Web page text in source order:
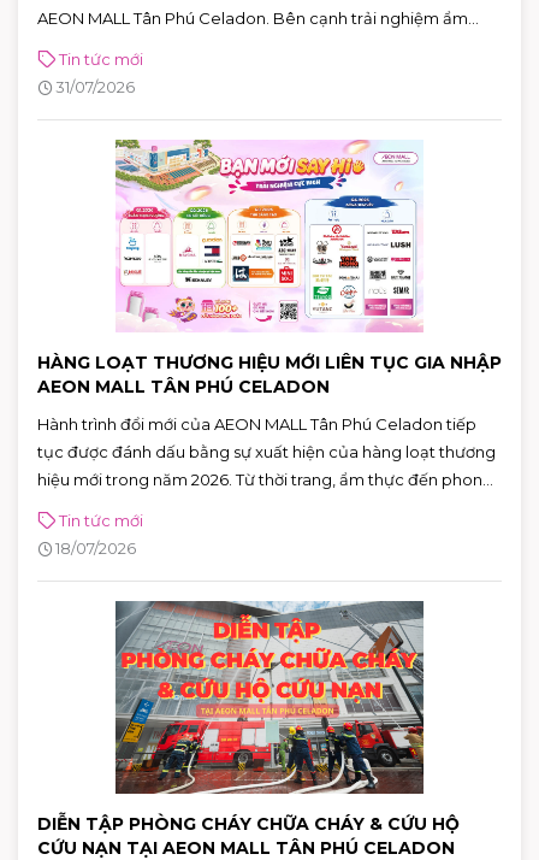
AEON MALL Tân Phú Celadon. Bên cạnh trải nghiệm ẩm
hoạt động đặc biệt và nhận nhiều phần quà hấp dẫn đến hết
ngày 02/08.
Tin tức mới
31/07/2026
HÀNG LOẠT THƯƠNG HIỆU MỚI LIÊN TỤC GIA NHẬP
AEON MALL TÂN PHÚ CELADON
Hành trình đổi mới của AEON MALL Tân Phú Celadon tiếp
tục được đánh dấu bằng sự xuất hiện của hàng loạt thương
hiệu mới trong năm 2026. Từ thời trang, ẩm thực đến phong
mang đến những trải nghiệm mua sắm và giải trí ngày càng
đa dạng cho khách hàng.
Tin tức mới
18/07/2026
DIỄN TẬP PHÒNG CHÁY CHỮA CHÁY & CỨU HỘ
CỨU NẠN TẠI AEON MALL TÂN PHÚ CELADON